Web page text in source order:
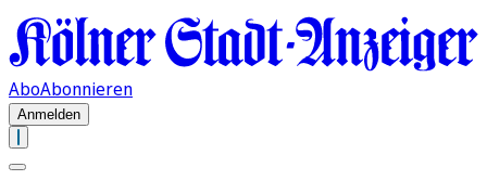
AboAbonnieren
Anmelden